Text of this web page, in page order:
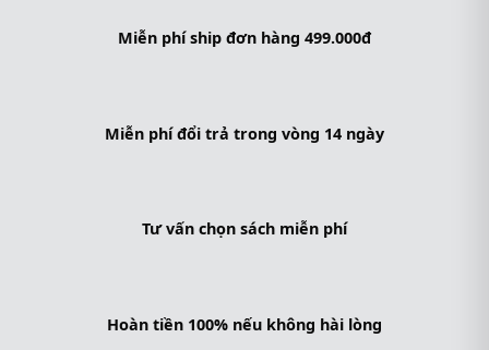
Miễn phí ship đơn hàng 499.000đ
Miễn phí đổi trả trong vòng 14 ngày
Tư vấn chọn sách miễn phí
Hoàn tiền 100% nếu không hài lòng